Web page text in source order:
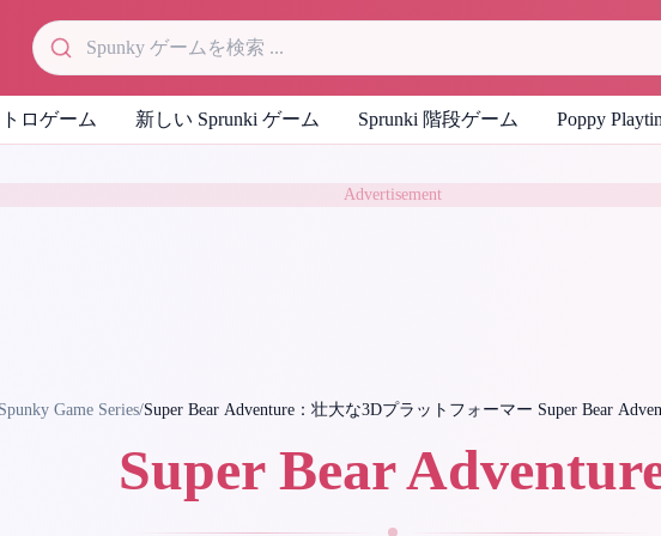
ロゲーム 新しい Sprunki ゲーム Sprunki 階段ゲーム Poppy
Advertisement
Spunky Game Series/Super Bear Adventure：壮大な3Dプラットフォーマー Super Bear
Super Bear